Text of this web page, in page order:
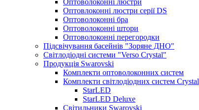
Оптовлоконні люстри серії DS
Оптоволоконні бра
Оптоволоконні штори
Оптоволоконні перегородки
Підсвічування басейнів "Зоряне ДНО"
Світлодіодні системи "Verso Crystal"
Продукція Swarovski
Комплекти оптоволоконних систем
Комплекти світлодіодних систем Crystal
StarLED
StarLED Deluxe
Світильники Swarovski